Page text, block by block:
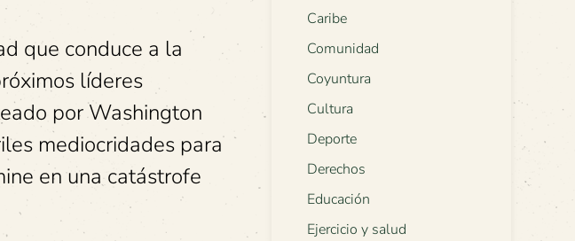
que conduce a la
líderes
por Washington
mediocridades para
en una catástrofe
Caribe
Comunidad
Coyuntura
Cultura
Deporte
Derechos
Educación
Ejercicio y salud